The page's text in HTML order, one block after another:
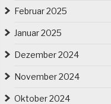
Februar 2025
Januar 2025
Dezember 2024
November 2024
Oktober 2024